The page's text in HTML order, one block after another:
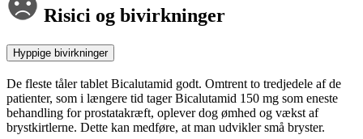
Risici og bivirkninger
Hyppige bivirkninger
De fleste tåler tablet Bicalutamid godt. Omtrent to tredjedele af de
patienter, som i længere tid tager Bicalutamid 150 mg som eneste
behandling for prostatakræft, oplever dog ømhed og vækst af
brystkirtlerne. Dette kan medføre, at man udvikler små bryster.